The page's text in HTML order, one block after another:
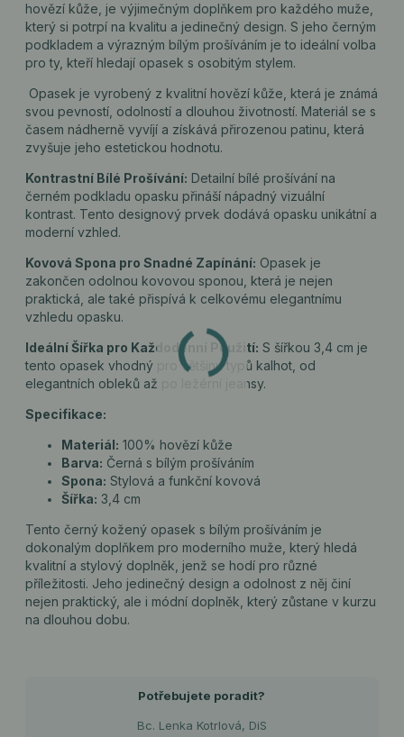
hovězí kůže, je výjimečným doplňkem pro každého muže,
který si potrpí na kvalitu a jedinečný design. S jeho černým
podkladem a výrazným bílým prošíváním je to ideální volba
pro ty, kteří hledají opasek s osobitým stylem.
Opasek je vyrobený z kvalitní hovězí kůže, která je známá
svou pevností, odolností a dlouhou životností. Materiál se s
časem nádherně vyvíjí a získává přirozenou patinu, která
zvyšuje jeho estetickou hodnotu.
Kontrastní Bílé Prošívání: Detailní bílé prošívání na
černém podkladu opasku přináší nápadný vizuální
kontrast. Tento designový prvek dodává opasku unikátní a
moderní vzhled.
Kovová Spona pro Snadné Zapínání: Opasek je
zakončen odolnou kovovou sponou, která je nejen
praktická, ale také přispívá k celkovému elegantnímu
vzhledu opasku.
Ideální Šířka pro Každodenní Použití: S šířkou 3,4 cm je
tento opasek vhodný pro většinu typů kalhot, od
elegantních obleků až po ležérní jeansy.
Specifikace:
Materiál: 100% hovězí kůže
Barva: Černá s bílým prošíváním
Spona: Stylová a funkční kovová
Šířka: 3,4 cm
Tento černý kožený opasek s bílým prošíváním je
dokonalým doplňkem pro moderního muže, který hledá
kvalitní a stylový doplněk, jenž se hodí pro různé
příležitosti. Jeho jedinečný design a odolnost z něj činí
nejen praktický, ale i módní doplněk, který zůstane v kurzu
na dlouhou dobu.
Potřebujete poradit?
Bc. Lenka Kotrlová, DiS